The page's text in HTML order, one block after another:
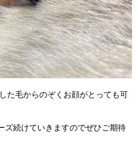
た毛からのぞくお顔がとっても可
ズ続けていきますのでぜひご期待